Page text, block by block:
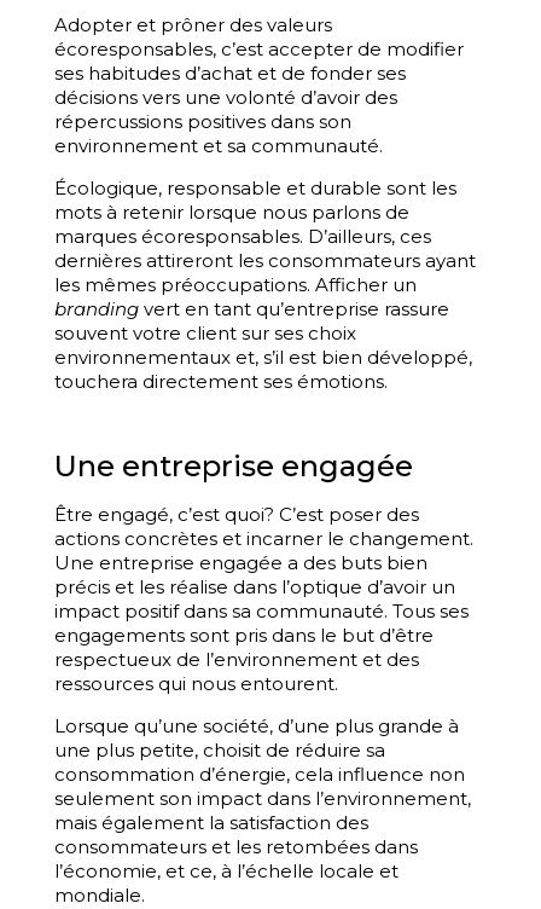
Adopter et prôner des valeurs
écoresponsables, c’est accepter de modifier
ses habitudes d’achat et de fonder ses
décisions vers une volonté d’avoir des
répercussions positives dans son
environnement et sa communauté.
Écologique, responsable et durable sont les
mots à retenir lorsque nous parlons de
marques écoresponsables. D’ailleurs, ces
dernières attireront les consommateurs ayant
les mêmes préoccupations. Afficher un
brandingvert en tant qu’entreprise rassure
souvent votre client sur ses choix
environnementaux et, s’il est bien développé,
touchera directement ses émotions.
Une entreprise engagée
Être engagé, c’est quoi? C’est poser des
actions concrètes et incarner le changement.
Une entreprise engagée a des buts bien
précis et les réalise dans l’optique d’avoir un
impact positif dans sa communauté. Tous ses
engagements sont pris dans le but d’être
respectueux de l’environnement et des
ressources qui nous entourent.
Lorsque qu’une société, d’une plus grande à
une plus petite, choisit de réduire sa
consommation d’énergie, cela influence non
seulement son impact dans l’environnement,
mais également la satisfaction des
consommateurs et les retombées dans
l’économie, et ce, à l’échelle locale et
mondiale.